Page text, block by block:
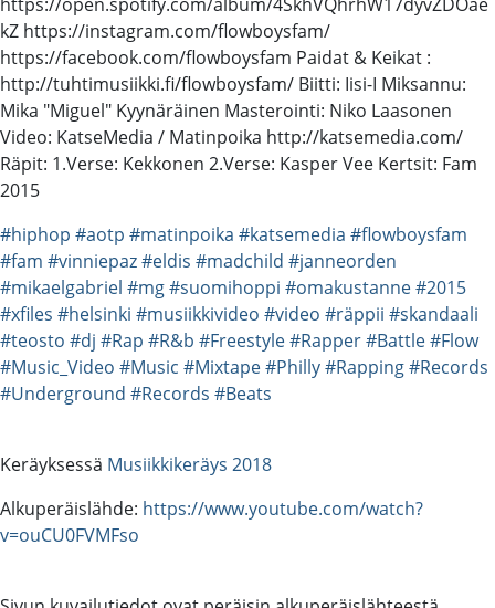
kZ https://instagram.com/flowboysfam/
https://facebook.com/flowboysfam Paidat & Keikat :
http://tuhtimusiikki.fi/flowboysfam/ Biitti: Iisi-I Miksannu:
Mika "Miguel" Kyynäräinen Masterointi: Niko Laasonen
Video: KatseMedia / Matinpoika http://katsemedia.com/
Räpit: 1.Verse: Kekkonen 2.Verse: Kasper Vee Kertsit: Fam
2015
#hiphop #aotp #matinpoika #katsemedia #flowboysfam
#fam #vinniepaz#eldis #madchild #janneorden
#mikaelgabriel #mg#suomihoppi #omakustanne#2015
#xfiles #helsinki #musiikkivideo #video #räppii #skandaali
#teosto #dj #Rap #R&b #Freestyle#Rapper#Battle#Flow
#Music_Video #Music #Mixtape#Philly#Rapping#Records
#Underground #Records #Beats
Keräyksessä Musiikkikeräys 2018
Alkuperäislähde: https://www.youtube.com/watch?
v=ouCU0FVMFso